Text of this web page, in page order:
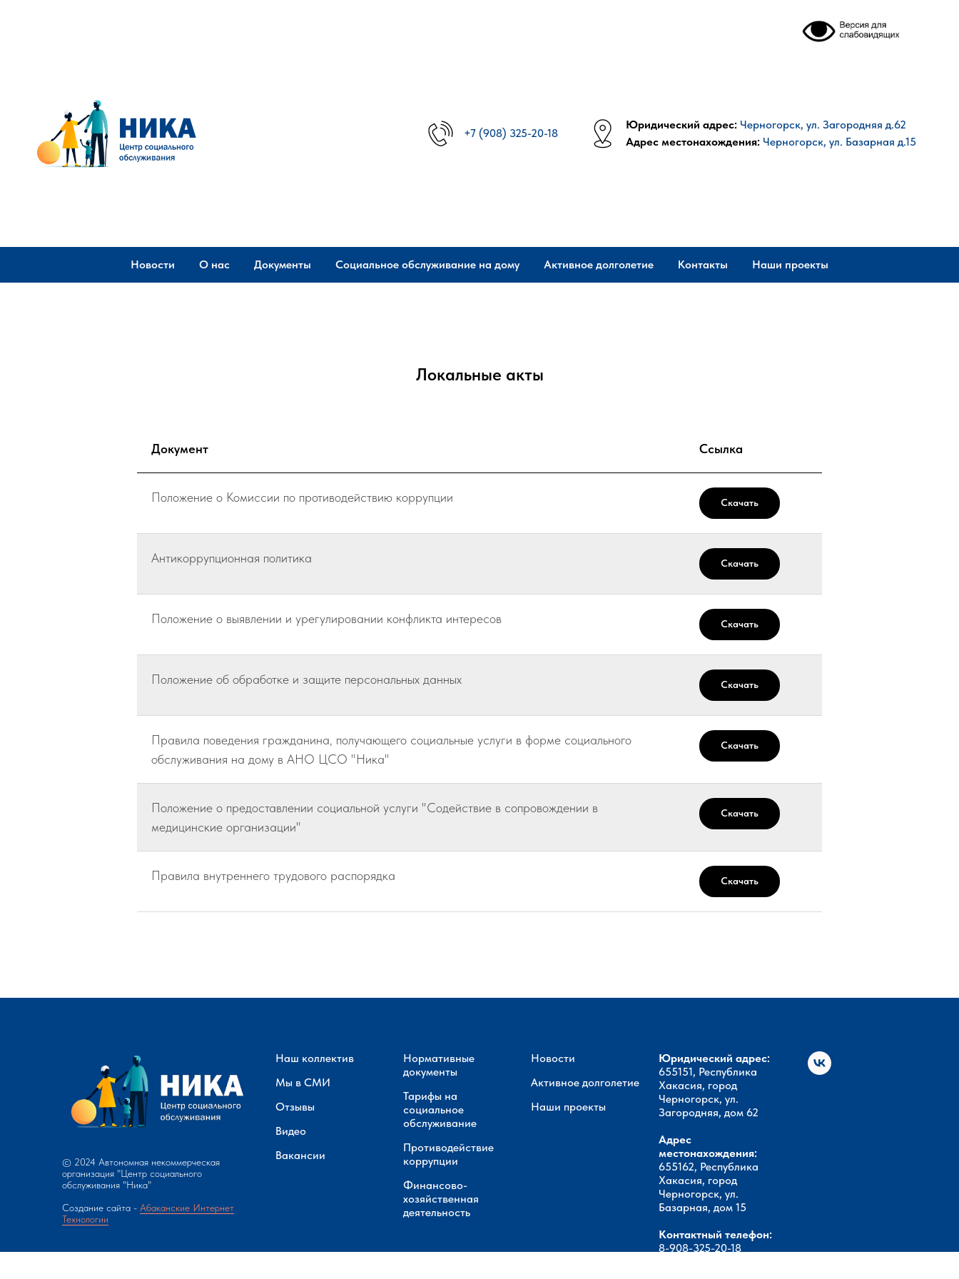
+7 (908) 325-20-18
Юридический адрес: Черногорск, ул. Загородняя д.62
Адрес местонахождения: Черногорск, ул. Базарная д.15
Новости О нас Документы Социальное обслуживание на дому Активное долголетие Контакты Наши проекты
Локальные акты
Документ Ссылка
Положение о Комиссии по противодействию коррупции Скачать
Антикоррупционная политика Скачать
Положение о выявлении и урегулировании конфликта интересов Скачать
Положение об обработке и защите персональных данных Скачать
Правила поведения гражданина, получающего социальные услуги в форме социального
обслуживания на дому в АНО ЦСО "Ника"
Скачать
Положение о предоставлении социальной услуги "Содействие в сопровождении в
медицинские организации"
Скачать
Правила внутреннего трудового распорядка Скачать
© 2024 Автономная некоммерческая
организация "Центр социального
обслуживания "Ника"
Создание сайта - Абаканские Интернет
Технологии
Наш коллектив
Мы в СМИ
Отзывы
Видео
Вакансии
Нормативные
документы
Тарифы на
социальное
обслуживание
Противодействие
коррупции
Финансово-
хозяйственная
деятельность
Новости
Активное долголетие
Наши проекты
Юридический адрес:
655151, Республика
Хакасия, город
Черногорск, ул.
Загородняя, дом 62
Адрес
местонахождения:
655162, Республика
Хакасия, город
Черногорск, ул.
Базарная, дом 15
Контактный телефон:
8-908-325-20-18